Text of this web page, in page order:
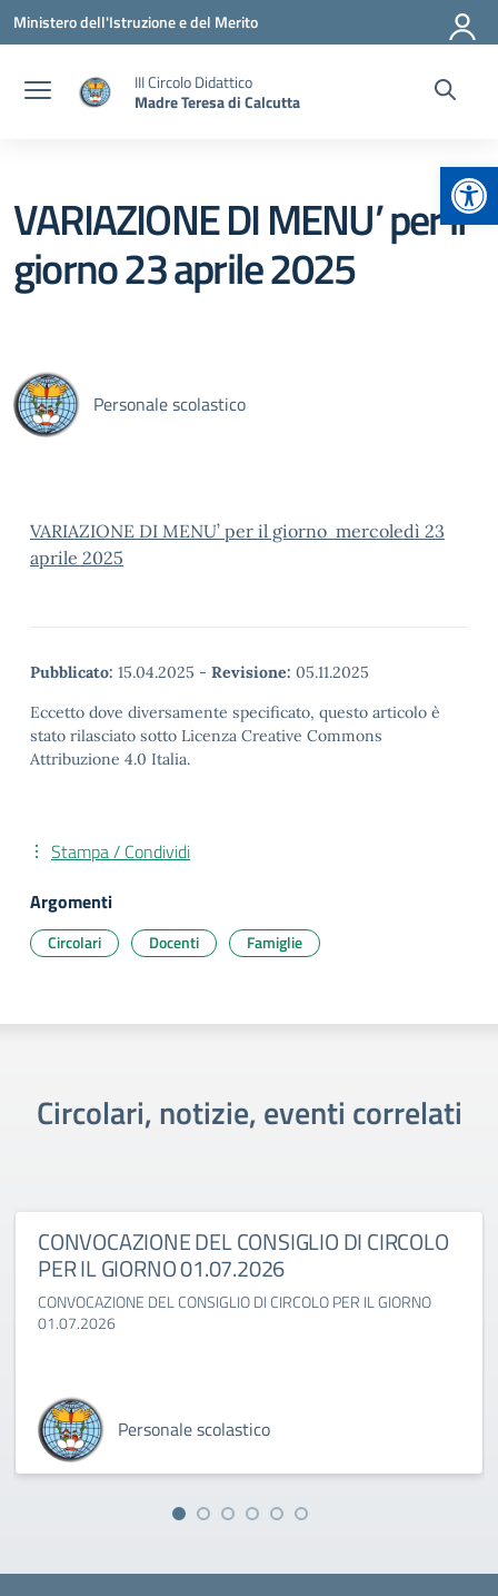
Vai ai contenuti
Vai al menu di navigazione
Vai al footer
Ministero dell'Istruzione e del Merito
III Circolo Didattico
Madre Teresa di Calcutta
VARIAZIONE DI MENU’ per il
giorno 23 aprile 2025
Personale scolastico
VARIAZIONE DI MENU’ per il giorno mercoledì 23
aprile 2025
Pubblicato: 15.04.2025 - Revisione: 05.11.2025
Eccetto dove diversamente specificato, questo articolo è
stato rilasciato sotto Licenza Creative Commons
Attribuzione 4.0 Italia.
Stampa / Condividi
Argomenti
Circolari Docenti Famiglie
Circolari, notizie, eventi correlati
CONVOCAZIONE DEL CONSIGLIO DI CIRCOLO
PER IL GIORNO 01.07.2026
CONVOCAZIONE DEL CONSIGLIO DI CIRCOLO PER IL GIORNO
01.07.2026
Personale scolastico